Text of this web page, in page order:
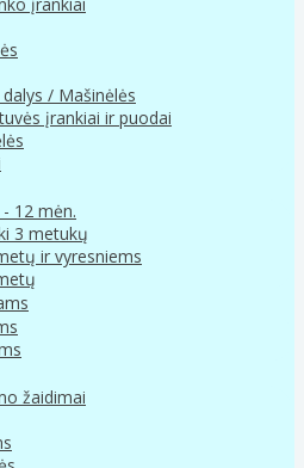
/ Mašinėlės
įrankiai ir puodai
12 mėn.
3 metukų
ir vyresniems
žaidimai